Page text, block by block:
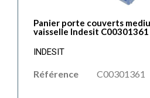
Panier porte couverts
vaisselle Indesit C00301361
INDESIT
Référence C00301361